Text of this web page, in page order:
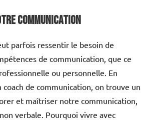
communication
parfois ressentir le besoin de
de communication, que ce
ou personnelle. En
coach de communication, on trouve un
et maîtriser notre communication,
verbale. Pourquoi vivre avec